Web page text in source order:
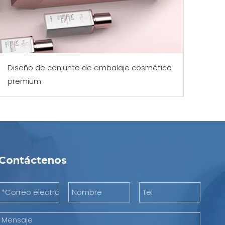
Diseño de conjunto de embalaje cosmético
premium